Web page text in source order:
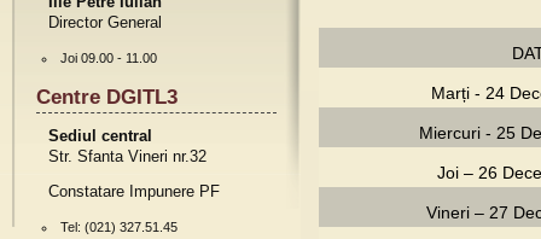
Director General
Joi 09.00 - 11.00
Centre DGITL3
Sediul central
Str. Sfanta Vineri nr.32
Constatare Impunere PF
Tel: (021) 327.51.45
Marți - 24
Miercuri - 25
Joi – 26
Vineri – 27